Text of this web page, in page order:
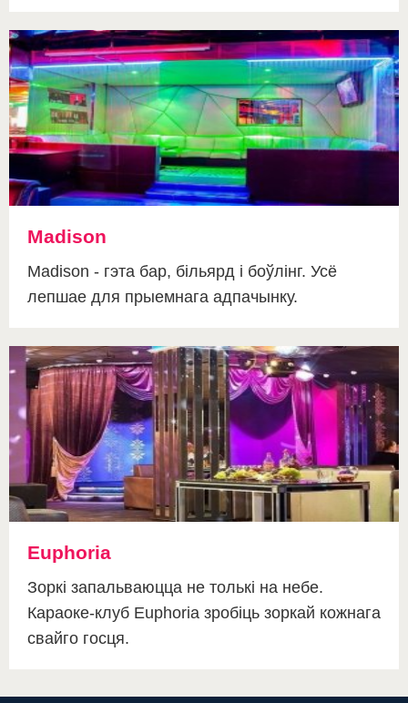
Madison
Madison - гэта бар, більярд і боўлінг. Усё
лепшае для прыемнага адпачынку.
Euphoria
Зоркі запальваюцца не толькі на небе.
Караоке-клуб Euphoria зробіць зоркай кожнага
свайго госця.